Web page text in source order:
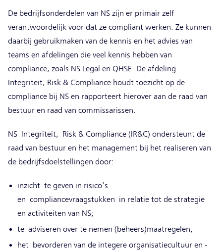
De bedrijfsonderdelen van NS zijn er primair zelf
verantwoordelijk voor dat ze compliant werken. Ze kunnen
daarbij gebruikmaken van de kennis en het advies van
teams en afdelingen die veel kennis hebben van
compliance, zoals NS Legal en QHSE. De afdeling
Integriteit, Risk & Compliance houdt toezicht op de
compliance bij NS en rapporteert hierover aan de raad van
bestuur en raad van commissarissen.
NS Integriteit, Risk & Compliance (IR&C) ondersteunt de
raad van bestuur en het management bij het realiseren van
de bedrijfsdoelstellingen door:
inzicht te geven in risico's
en compliancevraagstukken in relatie tot de strategie
en activiteiten van NS;
te adviseren over te nemen (beheers)maatregelen;
het bevorderen van de integere organisatiecultuur en -